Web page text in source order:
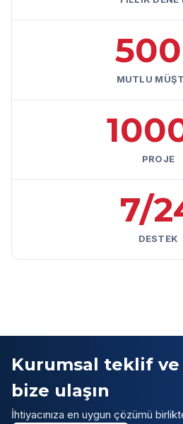
MUTLU
PROJE
7/
DESTEK
Kurumsal teklif
bize ulaşın
İhtiyacınıza en uygun çözümü